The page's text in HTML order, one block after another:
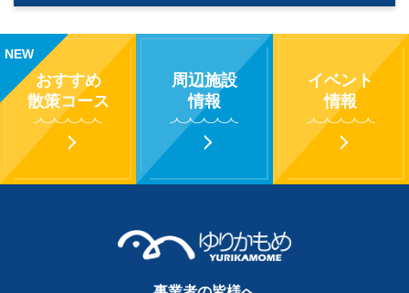
NEW
おすすめ
散策コース
周辺施設
情報
イベント
情報